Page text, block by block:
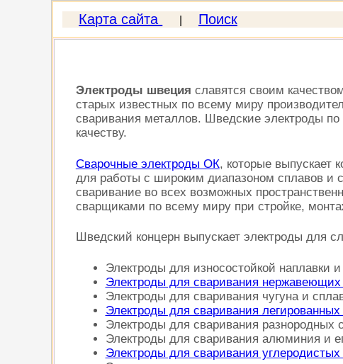
Карта сайта Поиск
Электроды швеция славятся своим
старых известных по всему миру
сваривания металлов. Шведские электроды
качеству.
Сварочные электроды ОК, которые выпускает
для работы с широким диапазоном сплавов и
сваривание во всех возможных
сварщиками по всему миру при стройке,
Шведский концерн выпускает электроды для
Электроды для износостойкой наплавки
Электроды для сваривания нержавеющих
Электроды для сваривания чугуна и
Электроды для сваривания
Электроды для сваривания разнородных
Электроды для сваривания алюминия и
Электроды для сваривания